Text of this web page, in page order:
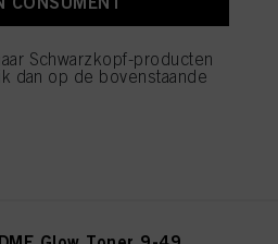
Glow Toner 8-46
60ml
3007932
Schwarzkopf-producten
dan op de bovenstaande